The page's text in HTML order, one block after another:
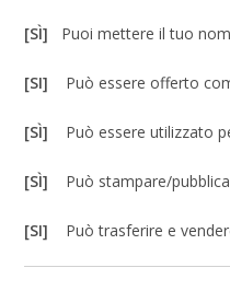
[SÌ] Puoi mettere il tuo
[SI] Può essere offerto
[SÌ] Può essere utilizzato
[SÌ] Può stampare/
[SI] Può trasferire e